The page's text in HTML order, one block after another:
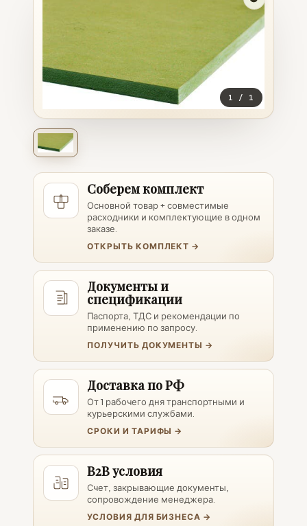
1 / 1
Соберем комплект
Основной товар + совместимые
расходники и комплектующие в одном
заказе.
ОТКРЫТЬ КОМПЛЕКТ →
Документы и
спецификации
Паспорта, ТДС и рекомендации по
применению по запросу.
ПОЛУЧИТЬ ДОКУМЕНТЫ →
Доставка по РФ
От 1 рабочего дня транспортными и
курьерскими службами.
СРОКИ И ТАРИФЫ →
B2B условия
Счет, закрывающие документы,
сопровождение менеджера.
УСЛОВИЯ ДЛЯ БИЗНЕСА →